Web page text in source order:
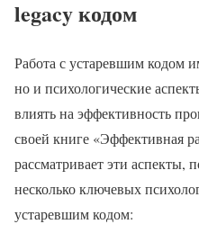
legacy кодом
Работа с устаревшим кодом
но и психологические
влиять на эффективность
своей книге «Эффективная
рассматривает эти аспекты,
несколько ключевых
устаревшим кодом: